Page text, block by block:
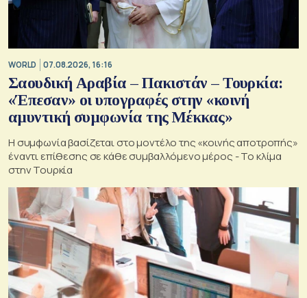
WORLD 07.08.2026, 16:16
Σαουδική Αραβία – Πακιστάν – Τουρκία:
«Έπεσαν» οι υπογραφές στην «κοινή
αμυντική συμφωνία της Μέκκας»
Η συμφωνία βασίζεται στο μοντέλο της «κοινής αποτροπής»
έναντι επίθεσης σε κάθε συμβαλλόμενο μέρος - Το κλίμα
στην Τουρκία